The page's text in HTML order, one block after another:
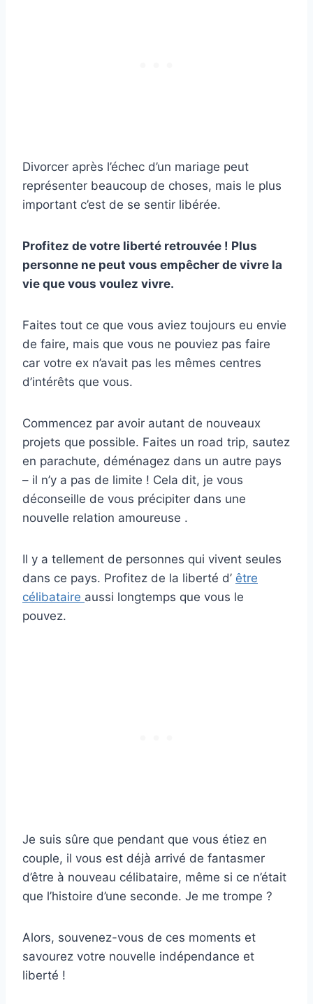
Divorcer après l’échec d’un mariage peut
représenter beaucoup de choses, mais le plus
important c’est de se sentir libérée.
Profitez de votre liberté retrouvée ! Plus
personne ne peut vous empêcher de vivre la
vie que vous voulez vivre.
Faites tout ce que vous aviez toujours eu envie
de faire, mais que vous ne pouviez pas faire
car votre ex n’avait pas les mêmes centres
d’intérêts que vous.
Commencez par avoir autant de nouveaux
projets que possible. Faites un road trip, sautez
en parachute, déménagez dans un autre pays
– il n’y a pas de limite ! Cela dit, je vous
déconseille de vous précipiter dans une
nouvelle relation amoureuse .
Il y a tellement de personnes qui vivent seules
dans ce pays. Profitez de la liberté d’ être
célibataire aussi longtemps que vous le
pouvez.
Je suis sûre que pendant que vous étiez en
couple, il vous est déjà arrivé de fantasmer
d’être à nouveau célibataire, même si ce n’était
que l’histoire d’une seconde. Je me trompe ?
Alors, souvenez-vous de ces moments et
savourez votre nouvelle indépendance et
liberté !